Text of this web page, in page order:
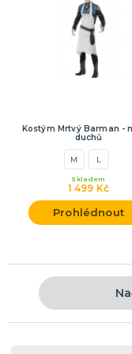
Kostým Mrtvý Barman -
duchů
M L
1 499 Kč
Skladem
Prohlédnout